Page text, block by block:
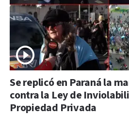
Se replicó en Paraná la
contra la Ley de
Propiedad Privada